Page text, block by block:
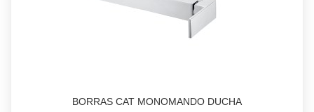
BORRAS CAT MONOMANDO DUCHA